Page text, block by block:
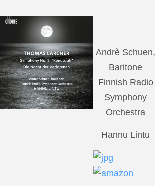
Andrè Schuen,
Baritone
Finnish Radio
Symphony
Orchestra
Hannu Lintu